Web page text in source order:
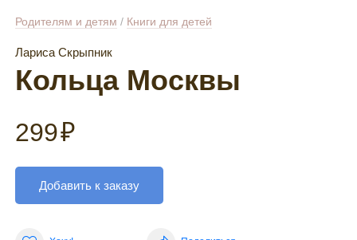
Родителям и детям / Книги для детей
Лариса Скрыпник
Кольца Москвы
299₽
Добавить к заказу